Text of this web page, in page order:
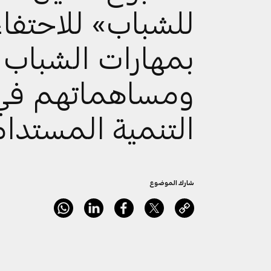
للشباب»
بمهارات الشباب
ومساهماتهم
التنمية
شارك الموضوع